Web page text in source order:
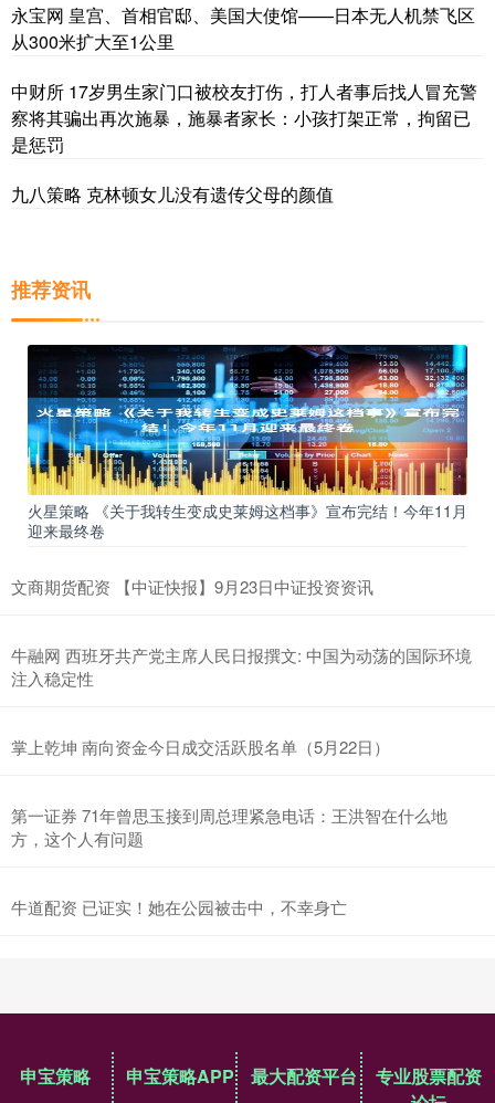
永宝网 皇宫、首相官邸、美国大使馆——日本无人机禁飞区
从300米扩大至1公里
中财所 17岁男生家门口被校友打伤，打人者事后找人冒充警
察将其骗出再次施暴，施暴者家长：小孩打架正常，拘留已
是惩罚
九八策略 克林顿女儿没有遗传父母的颜值
推荐资讯
火星策略 《关于我转生变成史莱姆这档事》宣布完结！今年11月
迎来最终卷
文商期货配资 【中证快报】9月23日中证投资资讯
牛融网 西班牙共产党主席人民日报撰文: 中国为动荡的国际环境
注入稳定性
掌上乾坤 南向资金今日成交活跃股名单（5月22日）
第一证券 71年曾思玉接到周总理紧急电话：王洪智在什么地
方，这个人有问题
牛道配资 已证实！她在公园被击中，不幸身亡
申宝策略 申宝策略APP 最大配资平台
专业股票配资